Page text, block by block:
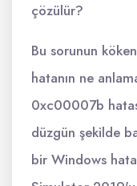
çözülür?
Bu sorunun
hatanın ne
0xc00007b
düzgün şekilde
bir Windows